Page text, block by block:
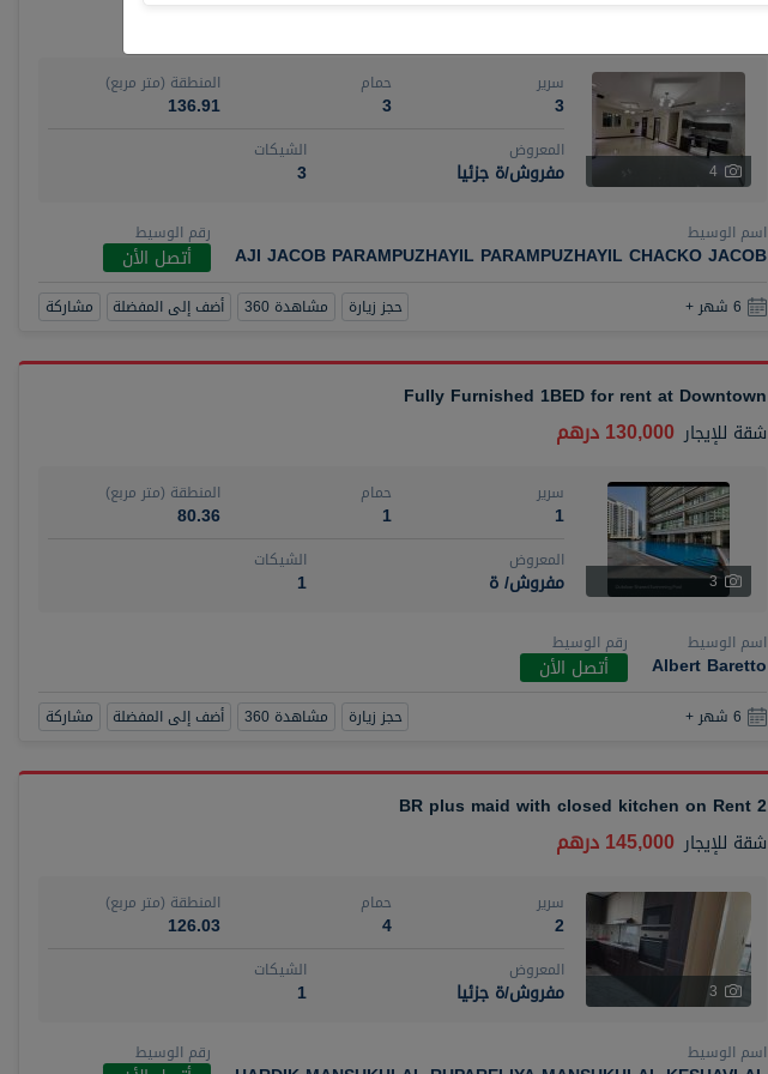
4
سرير
3
حمام
3
المنطقة (متر مربع)
136.91
المعروض
مفروش/ة جزئيا
الشيكات
3
اسم الوسيط
AJI JACOB PARAMPUZHAYIL PARAMPUZHAYIL CHACKO JACOB
رقم الوسيط
أتصل الأن
6 شهر + حجز زيارة مشاهدة 360 أضف إلى المفضلة مشاركة
Fully Furnished 1BED for rent at Downtown
شقة للإيجار 130,000 درهم
3
سرير
1
حمام
1
المنطقة (متر مربع)
80.36
المعروض
مفروش/ ة
الشيكات
1
اسم الوسيط
Albert Baretto
رقم الوسيط
أتصل الأن
6 شهر + حجز زيارة مشاهدة 360 أضف إلى المفضلة مشاركة
2 BR plus maid with closed kitchen on Rent
شقة للإيجار 145,000 درهم
3
سرير
2
حمام
4
المنطقة (متر مربع)
126.03
المعروض
مفروش/ة جزئيا
الشيكات
1
اسم الوسيط رقم الوسيط